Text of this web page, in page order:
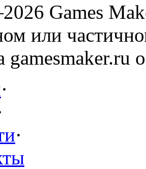
Games
или
gamesmaker.ru
·
·